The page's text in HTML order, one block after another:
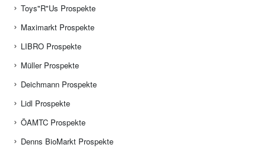
Toys"R"Us Prospekte
Maximarkt Prospekte
LIBRO Prospekte
Müller Prospekte
Deichmann Prospekte
Lidl Prospekte
ÖAMTC Prospekte
Denns BioMarkt Prospekte